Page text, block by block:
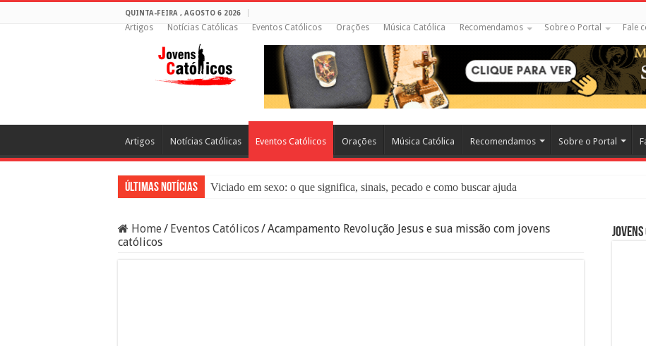
QUINTA-FEIRA , AGOSTO 6 2026
Artigos Notícias Católicas Eventos Católicos Orações Música Católica Recomendamos Sobre o Portal Fale
Artigos Notícias Católicas Eventos Católicos Orações Música Católica Recomendamos Sobre o Portal
Últimas Notícias
Viciado em sexo: o que significa, sinais, pecado e como buscar ajuda
Filme Sagrado Coração – Seu Reino Não Terá Fim: O Documentário Que Vai Tocar os
Home/ Eventos Católicos/Acampamento Revolução Jesus e sua missão com jovens
católicos